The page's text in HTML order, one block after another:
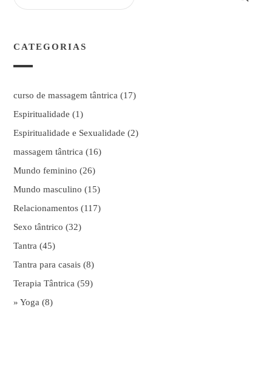
CATEGORIAS
curso de massagem tântrica (17)
Espiritualidade (1)
Espiritualidade e Sexualidade (2)
massagem tântrica (16)
Mundo feminino (26)
Mundo masculino (15)
Relacionamentos (117)
Sexo tântrico (32)
Tantra (45)
Tantra para casais (8)
Terapia Tântrica (59)
» Yoga (8)